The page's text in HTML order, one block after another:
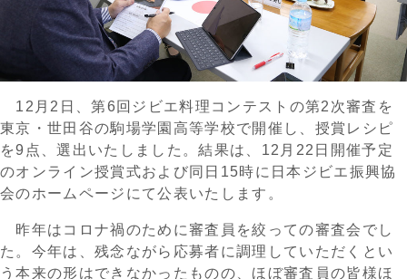
12月2日、第6回ジビエ料理コンテストの第2次審査を
東京・世田谷の駒場学園高等学校で開催し、授賞レシピ
を9点、選出いたしました。結果は、12月22日開催予定
のオンライン授賞式および同日15時に日本ジビエ振興協
会のホームページにて公表いたします。
昨年はコロナ禍のために審査員を絞っての審査会でし
た。今年は、残念ながら応募者に調理していただくとい
う本来の形はできなかったものの、ほぼ審査員の皆様ほ